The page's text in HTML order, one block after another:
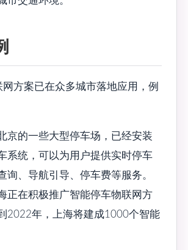
方案已在众多城市落地应用，例
京的一些大型停车场，已经安装
系统，可以为用户提供实时停车
询、导航引导、停车费等服务。
海正在积极推广智能停车物联网方
2022年，上海将建成1000个智能